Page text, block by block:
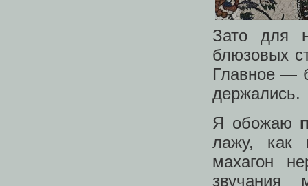
Зато для
блюзовых
Главное —
держались.
Я обожаю
лажу, как
махагон
звучания